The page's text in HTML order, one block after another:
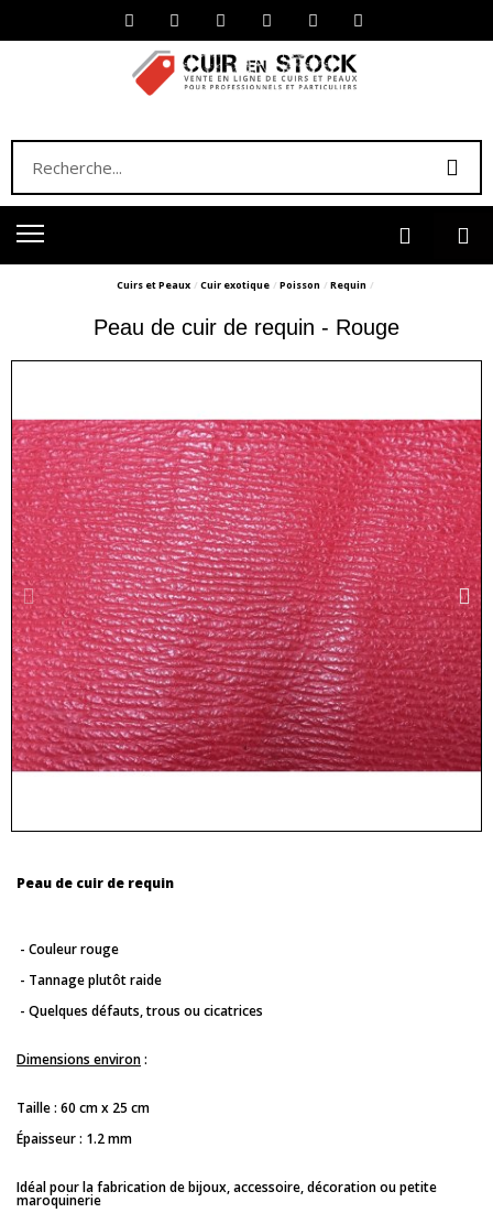
Cuirs et Peaux Cuir exotique Poisson Requin
Peau de cuir de requin - Rouge
Peau de cuir de requin
- Couleur rouge
- Tannage plutôt raide
- Quelques défauts, trous ou cicatrices
Dimensions environ:
Taille : 60 cm x 25 cm
Épaisseur : 1.2 mm
Idéal pour la fabrication de bijoux, accessoire, décoration ou petite
maroquinerie